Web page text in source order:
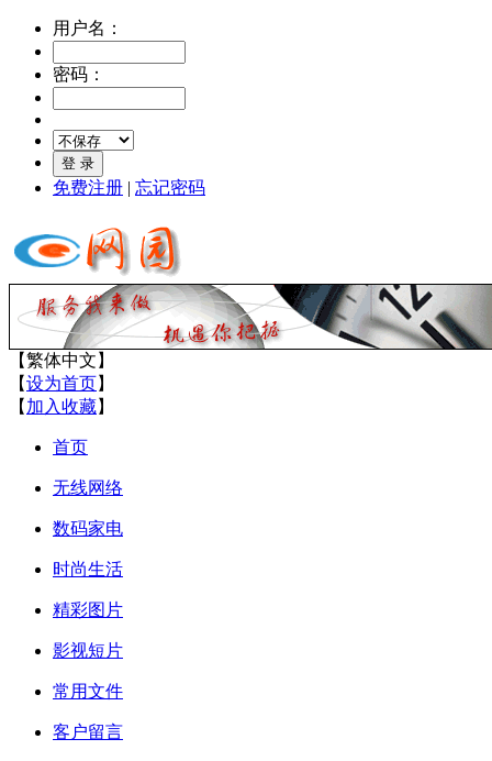
用户名：
密码：
免费注册 | 忘记密码
【繁体中文 】
【设为首页】
【 加入收藏】
首页
无线网络
数码家电
时尚生活
精彩图片
影视短片
常用文件
客户留言